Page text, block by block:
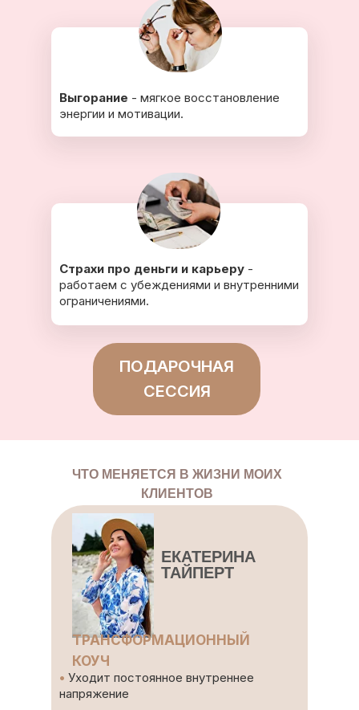
Выгорание - мягкое восстановление
энергии и мотивации.
Страхи про деньги и карьеру -
работаем с убеждениями и внутренними
ограничениями.
ПОДАРОЧНАЯ
СЕССИЯ
ЧТО МЕНЯЕТСЯ В ЖИЗНИ МОИХ
КЛИЕНТОВ
ТРАНСФОРМАЦИОННЫЙ
КОУЧ
• Уходит постоянное внутреннее
напряжение
ЕКАТЕРИНА
ТАЙПЕРТ